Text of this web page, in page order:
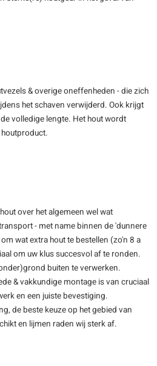
& overige oneffenheden - die zich
het schaven verwijderd. Ook krijgt
volledige lengte. Het hout wordt
over het algemeen wel wat
- met name binnen de 'dunnere
wat extra hout te bestellen (zo'n 8 a
om uw klus succesvol af te ronden.
buiten te verwerken.
& vakkundige montage is van cruciaal
en een juiste bevestiging.
de beste keuze op het gebied van
en lijmen raden wij sterk af.